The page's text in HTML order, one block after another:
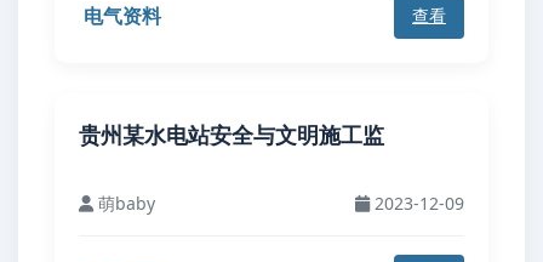
电气资料 查看
贵州某水电站安全与文明施工监
萌baby 2023-12-09